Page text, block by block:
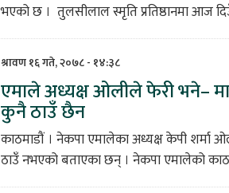
भएको छ । तुलसीलाल स्मृति प्रतिष्ठानमा आज
श्रावण १६ गते, २०७८ - १४:३८
एमाले अध्यक्ष ओलीले फेरी भने–
कुनै ठाउँ छैन
काठमाडौं । नेकपा एमालेका अध्यक्ष केपी शर्मा
ठाउँ नभएको बताएका छन् । नेकपा एमालेको